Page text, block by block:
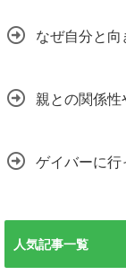
なぜ自分と
親との関係
ゲイバーに
人気記事一覧